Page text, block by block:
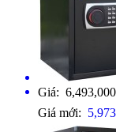
Giá:
Giá mới: